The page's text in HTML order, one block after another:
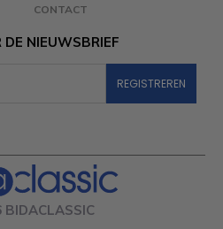
CONTACT
DE NIEUWSBRIEF